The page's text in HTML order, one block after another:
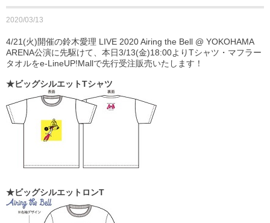
2020/03/13
4/21(火)開催の鈴木愛理 LIVE 2020 Airing the Bell @ YOKOHAMA
ARENA公演に先駆けて、 本日3/13(金)18:00よりTシャツ・マフラー
タオルをe-LineUP!Mallで先行受注販売いたします！
★ビッグシルエットTシャツ
★ビッグシルエットロンT